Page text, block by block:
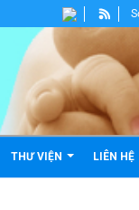
THƯ VIỆN LIÊN HỆ